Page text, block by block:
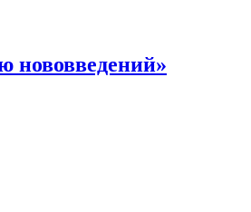
нововведений»